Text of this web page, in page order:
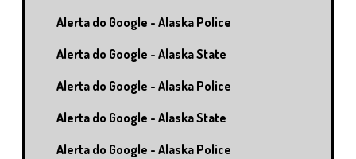
Alerta do Google - Alaska Police
Alerta do Google - Alaska State
Alerta do Google - Alaska Police
Alerta do Google - Alaska State
Alerta do Google - Alaska Police